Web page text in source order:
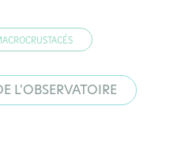
L'OBSERVATOIRE